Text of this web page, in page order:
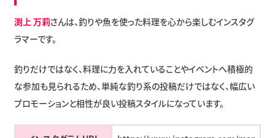
渕上 万莉さんは、釣りや魚を使った料理を心から楽しむインスタグ
ラマーです。
釣りだけではなく、料理に力を入れていることやイベントへ積極的
な参加も見られるため、単純な釣り系の投稿だけではなく、幅広い
プロモーションと相性が良い投稿スタイルになっています。